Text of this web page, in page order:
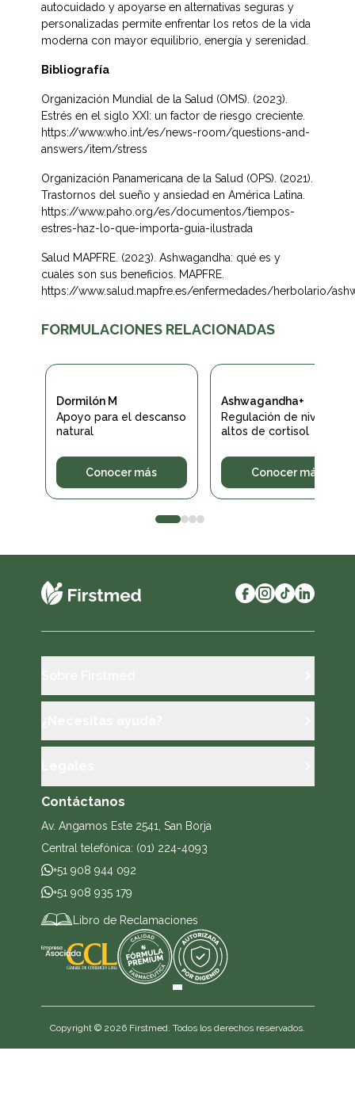
autocuidado y apoyarse en alternativas seguras y
personalizadas permite enfrentar los retos de la vida
moderna con mayor equilibrio, energía y serenidad.
Bibliografía
Organización Mundial de la Salud (OMS). (2023).
https://www.who.int/es/news-room/questions-and-
answers/item/stress
Organización Panamericana de la Salud (OPS). (2021).
https://www.paho.org/es/documentos/tiempos-
estres-haz-lo-que-importa-guia-ilustrada
Salud MAPFRE. (2023). Ashwagandha: qué es y
https://www.salud.mapfre.es/enfermedades/herbolario/
FORMULACIONES RELACIONADAS
Dormilón M
Apoyo para el descanso
natural
Conocer más
Ashwagandha+
Regulación de niveles
altos de cortisol
Conocer más
Contáctanos
Av. Angamos Este 2541, San Borja
Central telefónica: (01) 224-4093
+51 908 944 092
+51 908 935 179
Libro de Reclamaciones
Copyright © 2026 Firstmed. Todos los derechos reservados.